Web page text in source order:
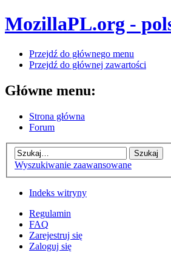
MozillaPL.org -
Przejdź do głównego menu
Przejdź do głównej zawartości
Główne menu:
Strona główna
Forum
Wyszukiwanie zaawansowane
Indeks witryny
Regulamin
FAQ
Zarejestruj się
Zaloguj się